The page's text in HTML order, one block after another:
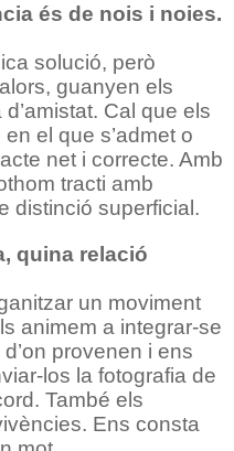
és de nois i noies.
solució, però
guanyen els
Cal que els
el que s’admet o
net i correcte. Amb
tracti amb
distinció superficial.
quina relació
un moviment
animem a integrar-se
provenen i ens
los la fotografia de
També els
Ens consta